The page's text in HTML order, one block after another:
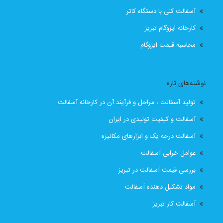
قیمت انواع ایزوگام در تبریز
قیمت ایزوگام آذربام حفاظ
قیمت ایزوگام تبریز
قیمت بهترین ایزوگام
لیست قیمت ایزوگام تبریز
لیست قیمت ایزوگام در تبریز
نصب رایگان
نصب رایگان ایزوگام در تبریز
آسفالت کنی با دستگاه کاتر
کارخانه ایزوگام تبریز
محاسبه قیمت ایزوگام
نوشته‌های تازه
تولید آسفالت ، مراحل و فرآیند آن در کارخانه آسفالت
آسفالت و کیفیت تولیدی در ایران
آسفالت درجه یک و ابزارهای مکانیزه
عوامل خرابی آسفالت
بررسی قیمت آسفالت در تبریز
مواد تشکیل دهنده آسفالت
آسفالت کار تبریز